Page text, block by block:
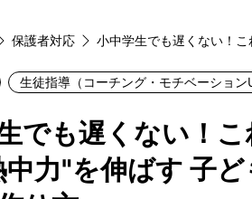
保護者対応
小中学生でも遅くない！
でも遅くない！
力"を伸ばす 子
生徒指導（コーチング・モチベーション